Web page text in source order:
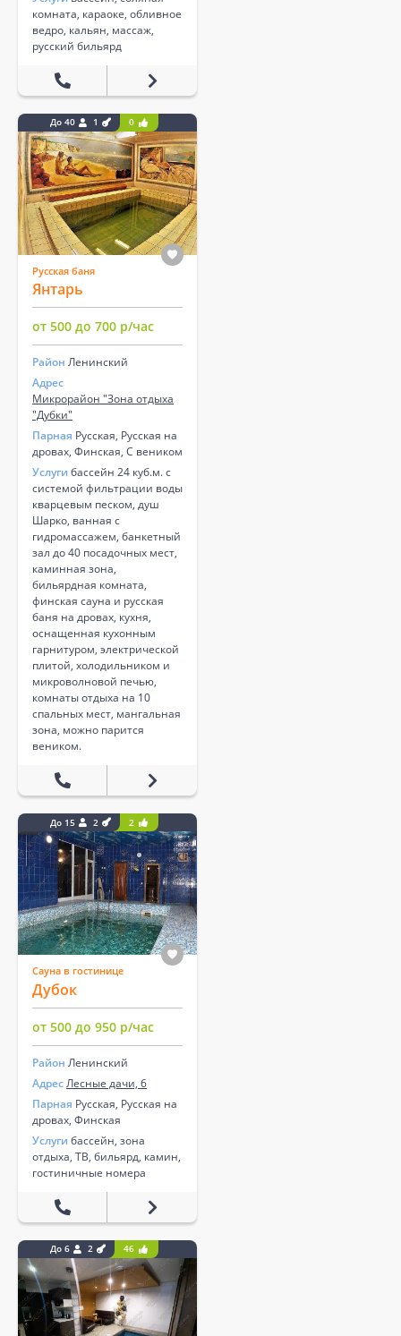
комната, караоке, обливное
ведро, кальян, массаж,
русский бильярд
До 40 1 0
Русская баня
Янтарь
от 500 до 700 р/час
Район Ленинский
Адрес
Микрорайон "Зона отдыха
"Дубки"
Парная Русская, Русская на
дровах, Финская, С веником
Услуги бассейн 24 куб.м. с
системой фильтрации воды
кварцевым песком, душ
Шарко, ванная с
гидромассажем, банкетный
зал до 40 посадочных мест,
каминная зона,
бильярдная комната,
финская сауна и русская
баня на дровах, кухня,
оснащенная кухонным
гарнитуром, электрической
плитой, холодильником и
микроволновой печью,
комнаты отдыха на 10
спальных мест, мангальная
зона, можно парится
веником.
До 15 2 2
Сауна в гостинице
Дубок
от 500 до 950 р/час
Район Ленинский
АдресЛесные дачи, 6
Парная Русская, Русская на
дровах, Финская
Услуги бассейн, зона
отдыха, ТВ, бильярд, камин,
гостиничные номера
До 6 2 46